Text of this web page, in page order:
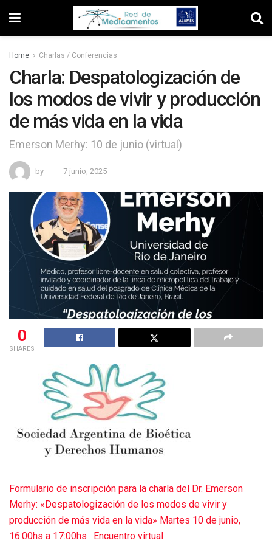
Home Charlas / Conferencias
Charla: Despatologización de
los modos de vivir y producción
de más vida en la vida
Emerson Merhy: 10 de junio (virtual)
by 7 junio, 2025
0
SHARES
Formulario de inscripción para la charla del Dr. Emerson
Merhy: «Despatologización de los modos de vivir y
producción de más vida en la vida» Martes 10 de junio,
16:00hs a 17:00hs . Encuentro virtual